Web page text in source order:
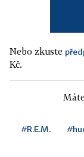
Nebo zkuste
Kč.
#R.E.M.